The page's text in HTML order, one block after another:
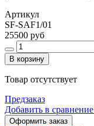
Артикул
SF-SAF1/01
25500 руб
В корзину
Товар отсутствует
Предзаказ
Добавить в сравнение
Оформить заказ